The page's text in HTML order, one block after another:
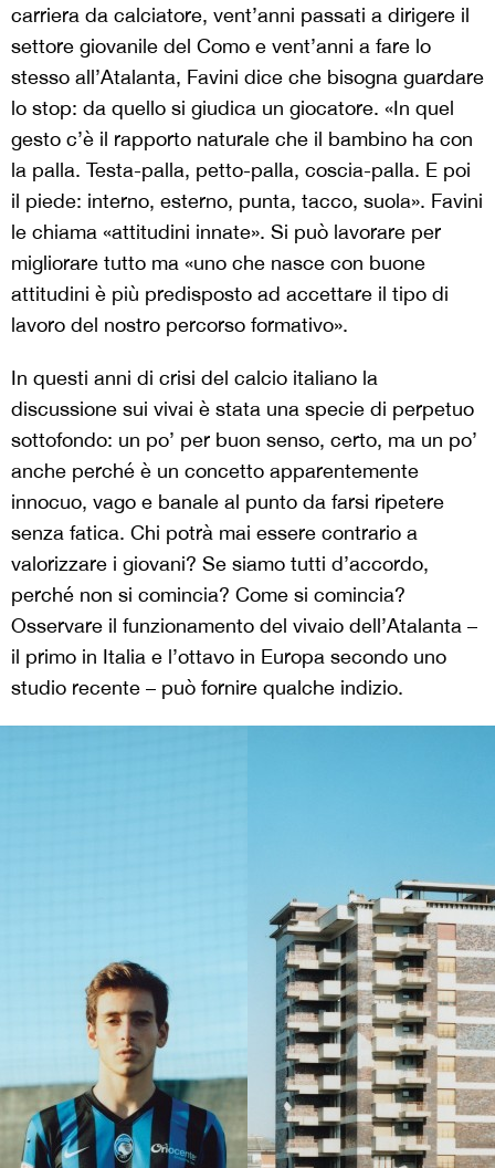
carriera da calciatore, vent’anni passati a dirigere il
settore giovanile del Como e vent’anni a fare lo
stesso all’Atalanta, Favini dice che bisogna guardare
lo stop: da quello si giudica un giocatore. «In quel
gesto c’è il rapporto naturale che il bambino ha con
la palla. Testa-palla, petto-palla, coscia-palla. E poi
il piede: interno, esterno, punta, tacco, suola». Favini
le chiama «attitudini innate». Si può lavorare per
migliorare tutto ma «uno che nasce con buone
attitudini è più predisposto ad accettare il tipo di
lavoro del nostro percorso formativo».
In questi anni di crisi del calcio italiano la
discussione sui vivai è stata una specie di perpetuo
sottofondo: un po’ per buon senso, certo, ma un po’
anche perché è un concetto apparentemente
innocuo, vago e banale al punto da farsi ripetere
senza fatica. Chi potrà mai essere contrario a
valorizzare i giovani? Se siamo tutti d’accordo,
perché non si comincia? Come si comincia?
Osservare il funzionamento del vivaio dell’Atalanta –
il primo in Italia e l’ottavo in Europa secondo uno
studio recente – può fornire qualche indizio.